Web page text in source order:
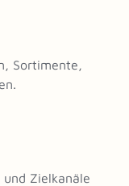
Sortimente,
und Zielkanäle